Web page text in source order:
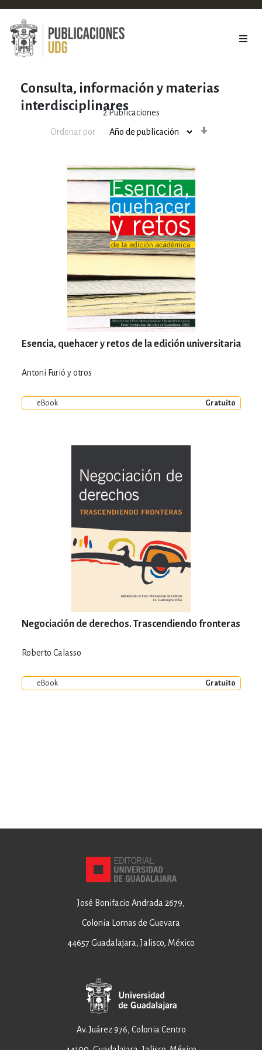
Consulta, información y materias
interdisciplinares
2Publicaciones
Ordenar por
Esencia, quehacer y retos de la edición universitaria
Antoni Furió y otros
eBook Gratuito
Negociación de derechos. Trascendiendo fronteras
Roberto Calasso
eBook Gratuito
José Bonifacio Andrada 2679,
Colonia Lomas de Guevara
44657 Guadalajara, Jalisco, México
Av. Juárez 976, Colonia Centro